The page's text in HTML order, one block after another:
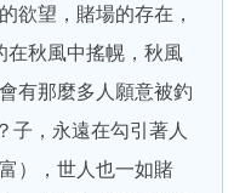
欲望，賭場的存在，
在秋風中搖幌，秋風
有那麼多人願意被釣
子，永遠在勾引著人
），世人也一如賭